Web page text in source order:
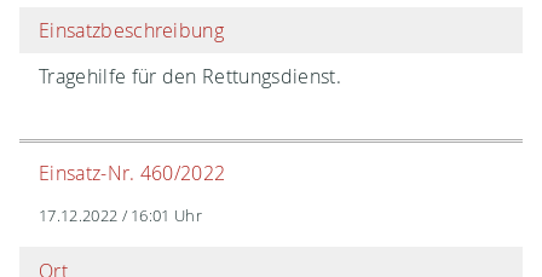
Einsatzbeschreibung
Tragehilfe für den Rettungsdienst.
Einsatz-Nr. 460/2022
17.12.2022 / 16:01 Uhr
Ort